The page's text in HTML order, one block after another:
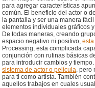
para agregar características
común. El beneficio del actor o
la pantalla y ser una manera
elementos individuales gráficos
De todas maneras, creando
espacio negativo ni positivo,
Processing, esta complicada
conjunción con rutinas básicas
para introducir cambios y
sistema de actor o película, pero
para ti como artista. También
aquellos trabajos en cuales